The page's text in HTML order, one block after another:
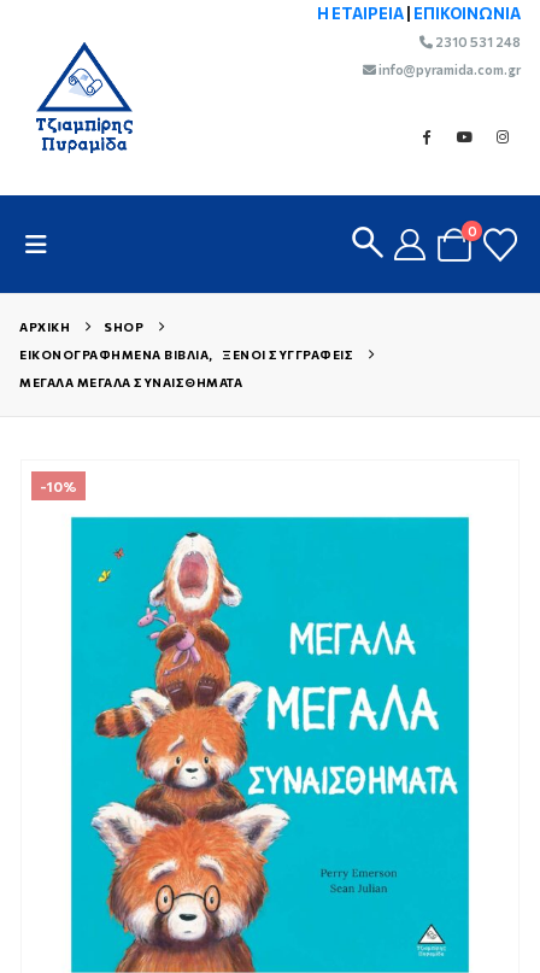
Η ΕΤΑΙΡΕΙΑ ΕΠΙΚΟΙΝΩΝΙΑ
2310 531 248
info@pyramida.com.gr
0
ΑΡΧΙΚΉ
SHOP
ΕΙΚΟΝΟΓΡΑΦΗΜΈΝΑ ΒΙΒΛΊΑ,
ΞΈΝΟΙ ΣΥΓΓΡΑΦΕΊΣ
ΜΕΓΆΛΑ ΜΕΓΆΛΑ ΣΥΝΑΙΣΘΉΜΑΤΑ
-10%